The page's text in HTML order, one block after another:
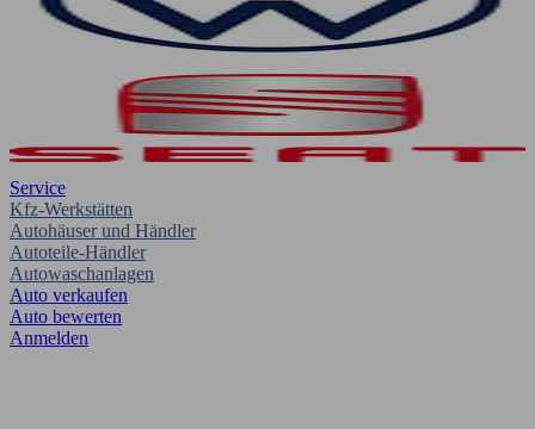
Service
Kfz-Werkstätten
Autohäuser und Händler
Autoteile-Händler
Autowaschanlagen
Auto verkaufen
Auto bewerten
Anmelden